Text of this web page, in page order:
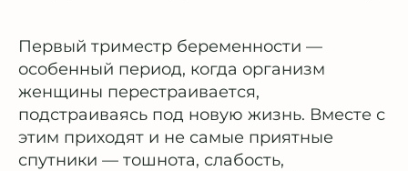
Первый триместр беременности —
особенный период, когда организм
женщины перестраивается,
подстраиваясь под новую жизнь. Вместе с
этим приходят и не самые приятные
спутники — тошнота, слабость,